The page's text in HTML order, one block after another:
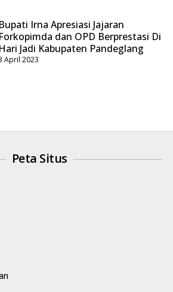
Bupati Irna Apresiasi Jajaran
Forkopimda dan OPD Berprestasi Di
Hari Jadi Kabupaten Pandeglang
April 2023
Peta Situs